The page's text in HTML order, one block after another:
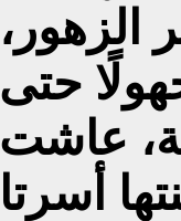
حتى
عاشت
أسرتا